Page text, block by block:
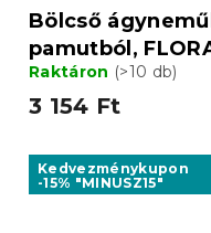
Bölcső
pamutból,
Raktáron (>10 db)
3 154 Ft
Kedvezménykupon
-15% "MINUSZ15"